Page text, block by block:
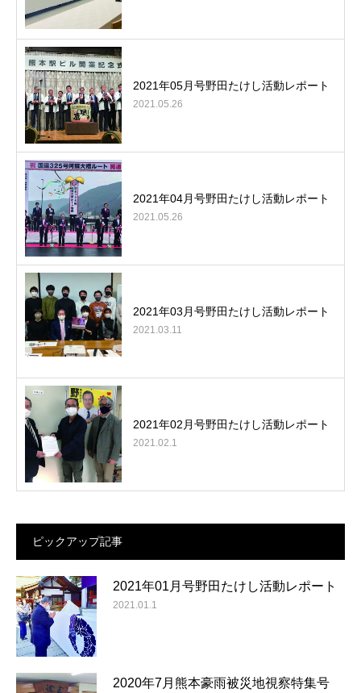
2021年05月号野田たけし活動レポート
2021.05.26
2021年04月号野田たけし活動レポート
2021.05.26
2021年03月号野田たけし活動レポート
2021.03.11
2021年02月号野田たけし活動レポート
2021.02.1
ピックアップ記事
2021年01月号野田たけし活動レポート
2021.01.1
2020年7月熊本豪雨被災地視察特集号